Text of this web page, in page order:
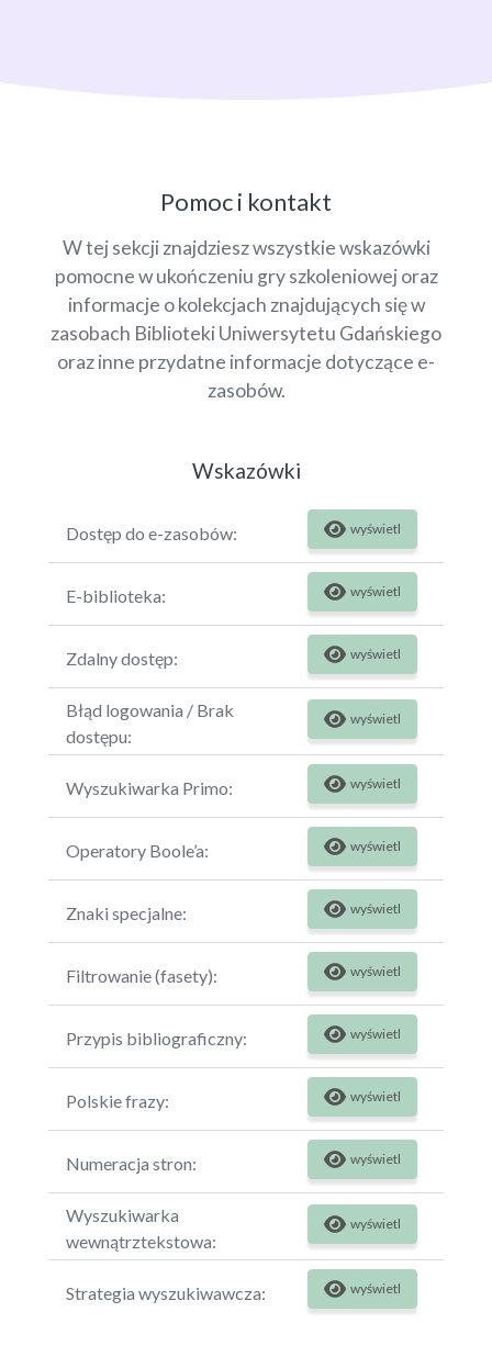
Pomoc i kontakt
W tej sekcji znajdziesz wszystkie wskazówki
pomocne w ukończeniu gry szkoleniowej oraz
informacje o kolekcjach znajdujących się w
zasobach Biblioteki Uniwersytetu Gdańskiego
oraz inne przydatne informacje dotyczące e-
zasobów.
Wskazówki
Dostęp do e-zasobów: wyświetl
E-biblioteka: wyświetl
Zdalny dostęp: wyświetl
Błąd logowania / Brak
dostępu:
wyświetl
Wyszukiwarka Primo: wyświetl
Operatory Boole’a: wyświetl
Znaki specjalne: wyświetl
Filtrowanie (fasety): wyświetl
Przypis bibliograficzny: wyświetl
Polskie frazy: wyświetl
Numeracja stron: wyświetl
Wyszukiwarka
wewnątrztekstowa:
wyświetl
Strategia wyszukiwawcza: wyświetl